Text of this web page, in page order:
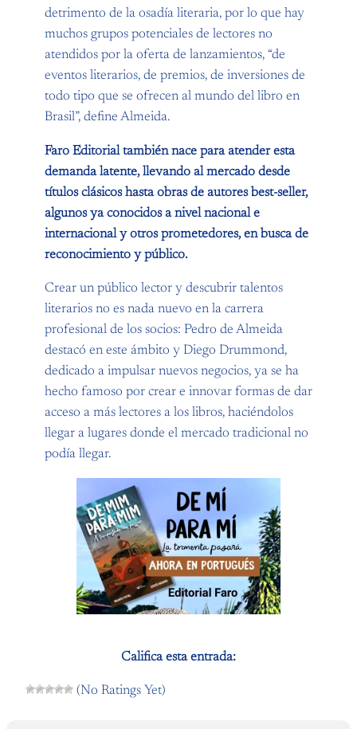
detrimento de la osadía literaria, por lo que hay
muchos grupos potenciales de lectores no
atendidos por la oferta de lanzamientos, “de
eventos literarios, de premios, de inversiones de
todo tipo que se ofrecen al mundo del libro en
Brasil”, define Almeida.
Faro Editorial también nace para atender esta
demanda latente, llevando al mercado desde
títulos clásicos hasta obras de autores best-seller,
algunos ya conocidos a nivel nacional e
internacional y otros prometedores, en busca de
reconocimiento y público.
Crear un público lector y descubrir talentos
literarios no es nada nuevo en la carrera
profesional de los socios: Pedro de Almeida
destacó en este ámbito y Diego Drummond,
dedicado a impulsar nuevos negocios, ya se ha
hecho famoso por crear e innovar formas de dar
acceso a más lectores a los libros, haciéndolos
llegar a lugares donde el mercado tradicional no
podía llegar.
Califica esta entrada:
(No Ratings Yet)